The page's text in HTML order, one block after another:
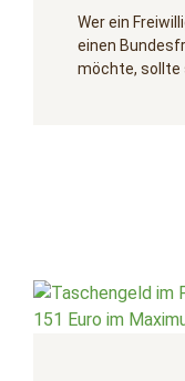
Wer ein
einen
möchte, sollte